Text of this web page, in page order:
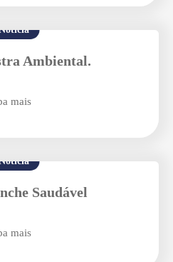
Ambiental.
mais
Saudável
mais
E-mail